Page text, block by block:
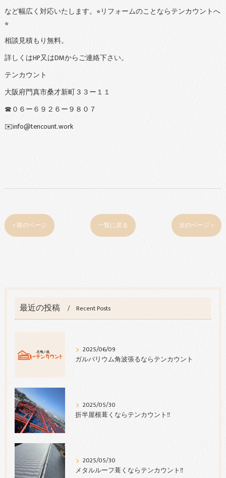
など幅広く対応いたします。⭐︎リフォームのことならテンカウントへ
⭐︎
相談見積もり無料。
詳しくはHP又はDMからご連絡下さい。
テンカウント
大阪府門真市桑才新町３３ー１１
☎︎０６ー６９２６ー９８０７
✉️info@tencount.work
< 前のページ 一覧に戻る 次のページ >
最近の投稿 Recent Posts
2025/06/09
ガルバリウム角波張るならテンカウント
2025/05/30
折半屋根葺くならテンカウント‼︎
2025/05/30
メタルルーフ葺くならテンカウント‼︎